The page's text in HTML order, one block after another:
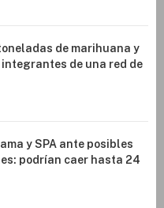
de marihuana y
integrantes de una red de
y SPA ante posibles
podrían caer hasta 24